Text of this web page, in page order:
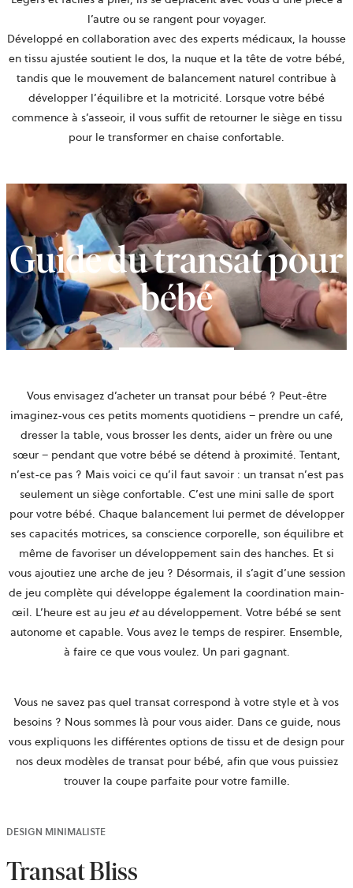
l’autre ou se rangent pour voyager.
Développé en collaboration avec des experts médicaux, la housse
en tissu ajustée soutient le dos, la nuque et la tête de votre bébé,
tandis que le mouvement de balancement naturel contribue à
développer l’équilibre et la motricité. Lorsque votre bébé
commence à s’asseoir, il vous suffit de retourner le siège en tissu
pour le transformer en chaise confortable.
Guide du transat pour
bébé
Vous envisagez d’acheter un transat pour bébé ? Peut-être
imaginez-vous ces petits moments quotidiens – prendre un café,
dresser la table, vous brosser les dents, aider un frère ou une
sœur – pendant que votre bébé se détend à proximité. Tentant,
n’est-ce pas ? Mais voici ce qu’il faut savoir : un transat n’est pas
seulement un siège confortable. C’est une mini salle de sport
pour votre bébé. Chaque balancement lui permet de développer
ses capacités motrices, sa conscience corporelle, son équilibre et
même de favoriser un développement sain des hanches. Et si
vous ajoutiez une arche de jeu ? Désormais, il s’agit d’une session
de jeu complète qui développe également la coordination main-
œil. L’heure est au jeu etau développement. Votre bébé se sent
autonome et capable. Vous avez le temps de respirer. Ensemble,
à faire ce que vous voulez. Un pari gagnant.
Vous ne savez pas quel transat correspond à votre style et à vos
besoins ? Nous sommes là pour vous aider. Dans ce guide, nous
vous expliquons les différentes options de tissu et de design pour
nos deux modèles de transat pour bébé, afin que vous puissiez
trouver la coupe parfaite pour votre famille.
DESIGN MINIMALISTE
Transat Bliss